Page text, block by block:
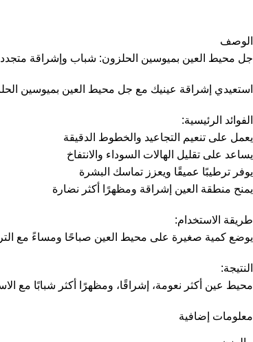
الوصف
جل محيط العين بميوسين الحلزون: شباب وإشراقة
استعيدي إشراقة عينيك مع جل محيط العين بميوسين
الفوائد الرئيسية:
يعمل على تنعيم التجاعيد والخطوط الدقيقة
يساعد على تقليل الهالات السوداء والانتفاخ
يوفر ترطيبًا عميقًا ويعزز تماسك البشرة
يمنح منطقة العين إشراقة ومظهرًا أكثر نضارة
طريقة الاستخدام:
يوضع كمية صغيرة على محيط العين صباحًا ومساءً مع
النتيجة:
محيط عين أكثر نعومة، إشراقًا، ومظهرًا أكثر شبابًا مع
معلومات إضافية